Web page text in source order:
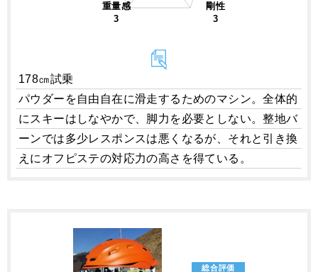
剛性
3
重量感
3
178㎝試乗
パウダーを自由自在に滑走するためのマシン。全体的
にスキーはしなやかで、脚力を必要としない。整地バ
ーンでは多少レスポンスは悪くなるが、それと引き換
えにオフピステの対応力の高さを得ている。
総合評価